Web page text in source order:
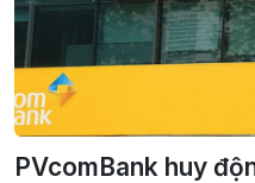
PVcomBank huy